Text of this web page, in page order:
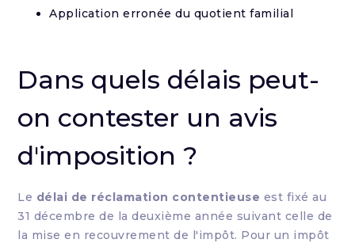
Application erronée du quotient familial
Dans quels délais peut-
on contester un avis
d'imposition ?
Le délai de réclamation contentieuse est fixé au
31 décembre de la deuxième année suivant celle de
la mise en recouvrement de l'impôt. Pour un impôt